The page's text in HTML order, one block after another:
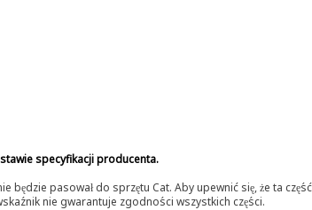
specyfikacji producenta.
pasował do sprzętu Cat. Aby upewnić się, że ta
nie gwarantuje zgodności wszystkich części.